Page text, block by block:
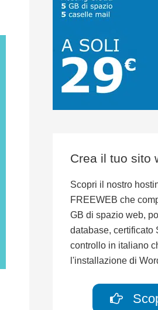
Crea il tuo sito
Scopri il nostro
FREEWEB che
GB di spazio web,
database, certificato
controllo in italiano
l'installazione di